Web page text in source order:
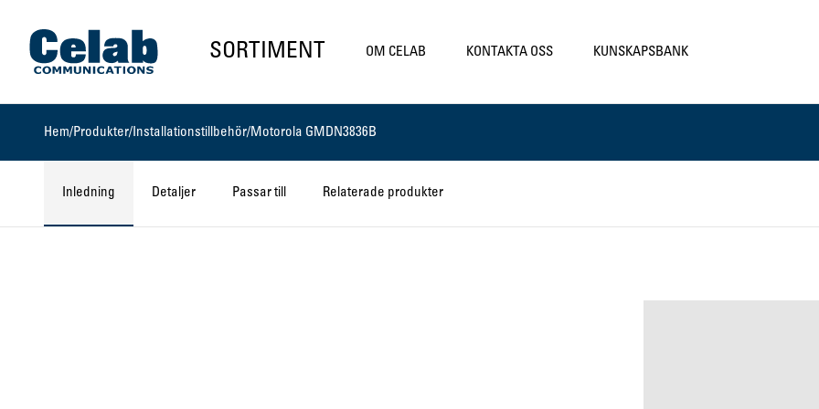
Gå till startsidan
SORTIMENT OM CELAB KONTAKTA OSS KUNSKAPSBANK
Hem/Produkter/ Installationstillbehör/ Motorola GMDN3836B
Inledning Detaljer Passar till Relaterade produkter